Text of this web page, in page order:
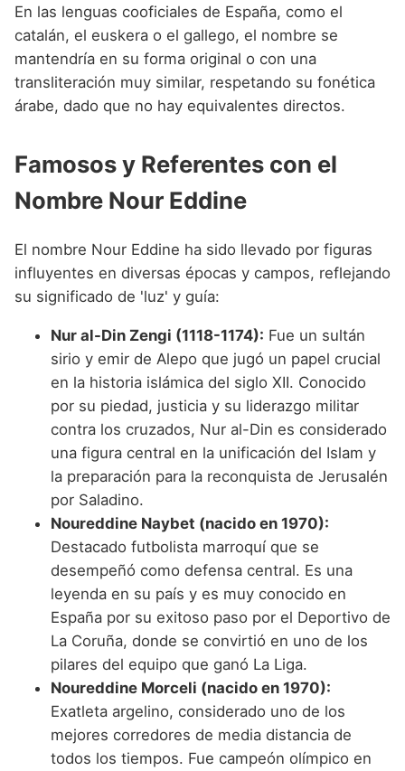
En las lenguas cooficiales de España, como el
catalán, el euskera o el gallego, el nombre se
mantendría en su forma original o con una
transliteración muy similar, respetando su fonética
árabe, dado que no hay equivalentes directos.
Famosos y Referentes con el
Nombre Nour Eddine
El nombre Nour Eddine ha sido llevado por figuras
influyentes en diversas épocas y campos, reflejando
su significado de 'luz' y guía:
Nur al-Din Zengi (1118-1174): Fue un sultán
sirio y emir de Alepo que jugó un papel crucial
en la historia islámica del siglo XII. Conocido
por su piedad, justicia y su liderazgo militar
contra los cruzados, Nur al-Din es considerado
una figura central en la unificación del Islam y
la preparación para la reconquista de Jerusalén
por Saladino.
Noureddine Naybet (nacido en 1970):
Destacado futbolista marroquí que se
desempeñó como defensa central. Es una
leyenda en su país y es muy conocido en
España por su exitoso paso por el Deportivo de
La Coruña, donde se convirtió en uno de los
pilares del equipo que ganó La Liga.
Noureddine Morceli (nacido en 1970):
Exatleta argelino, considerado uno de los
mejores corredores de media distancia de
todos los tiempos. Fue campeón olímpico en